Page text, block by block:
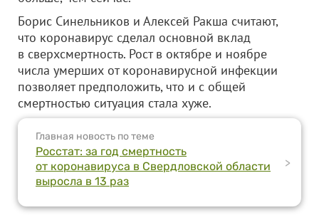
Борис Синельников и Алексей Ракша считают,
что коронавирус сделал основной вклад
в сверхсмертность. Рост в октябре и ноябре
числа умерших от коронавирусной инфекции
позволяет предположить, что и с общей
смертностью ситуация стала хуже.
Главная новость по теме
Росстат: за год смертность
от коронавируса в Свердловской области
выросла в 13 раз
>